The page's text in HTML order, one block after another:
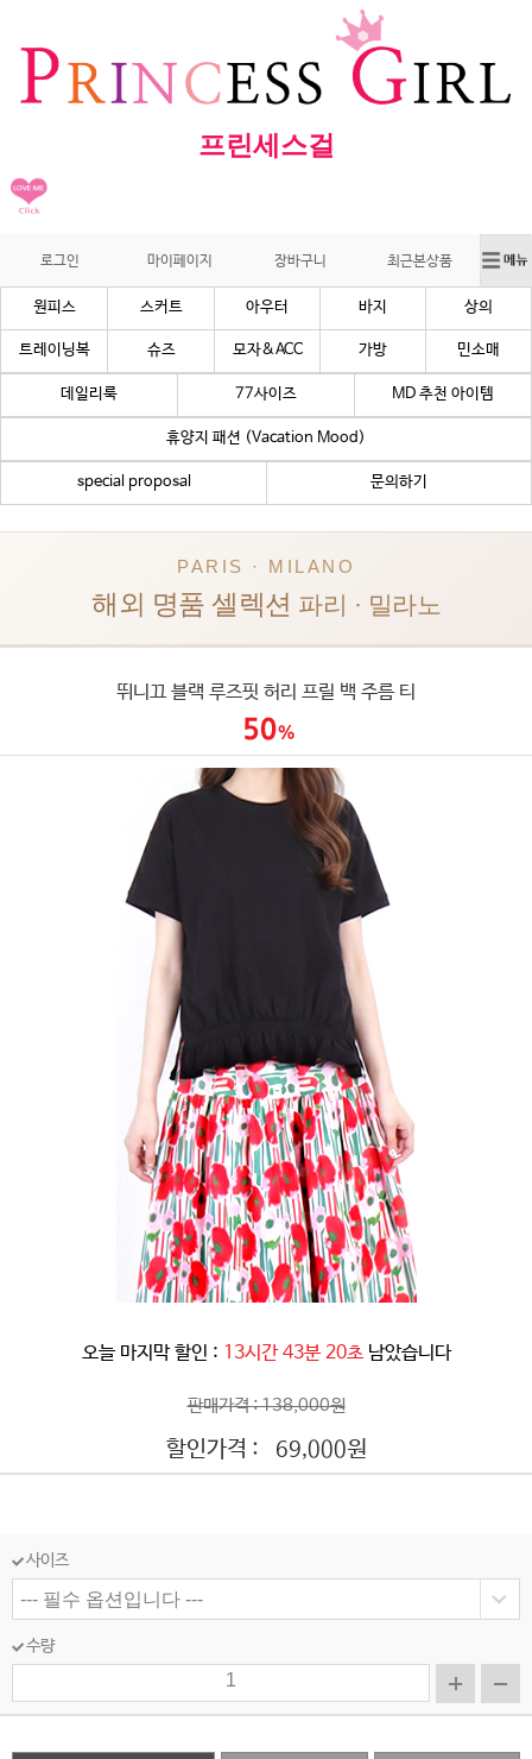
프린세스걸
로그인 마이페이지 장바구니 최근본상품
원피스 스커트 아우터 바지 상의
트레이닝복 슈즈 모자&ACC 가방 민소매
데일리룩 77사이즈 MD 추천 아이템
휴양지 패션 (Vacation Mood)
special proposal 문의하기
PARIS · MILANO
해외 명품 셀렉션 파리 · 밀라노
뛰니끄 블랙 루즈핏 허리 프릴 백 주름 티
오늘 마지막 할인 : 13시간 43분 18초 남았습니다
판매가격 : 138,000원
할인가격 : 69,000원
사이즈
수량